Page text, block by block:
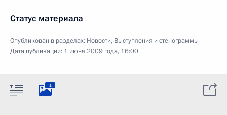
Статус материала
Опубликован в разделах: Новости, Выступления и стенограммы
Дата публикации: 1 июня 2009 года, 16:00
1